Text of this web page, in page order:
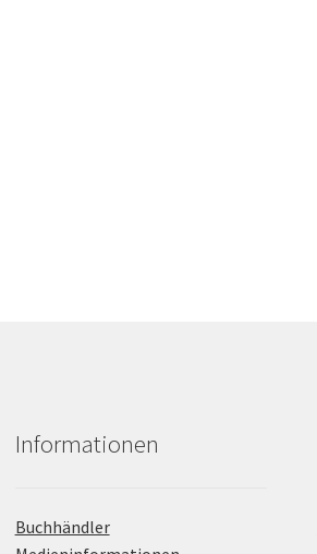
Informationen
Buchhändler